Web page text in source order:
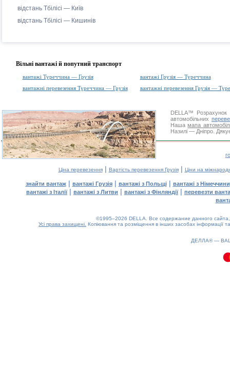
відстань Тбілісі — Київ
відстань Тбілісі — Кишинів
Вільні вантажі й попутний транспорт
вантажі Туреччина — Грузія
вантажі Грузія — Туреччина
вантажні перевезення Туреччина — Грузія
вантажні перевезення Грузія —
DELLA™ Розрахунок
автомобільних
Нашамапа
Назилі — Дніпро.
Ціна перевезення| Вартість перевезення Грузія| Ціни на
знайти вантаж| вантажі Грузія| вантажі з Польщі| вантажі з Німеччини
вантажі з Італії| вантажі з Литви | вантажі з Фінляндії| перевезти
©1995–2026 DELLA. Все содержание данного
Усі права захищені. Копіювання та розміщення в інших засобах інформації
ДЕЛЛА® —